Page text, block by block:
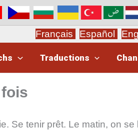
Français Español
Traductions
Se tenir prêt. Le matin, on